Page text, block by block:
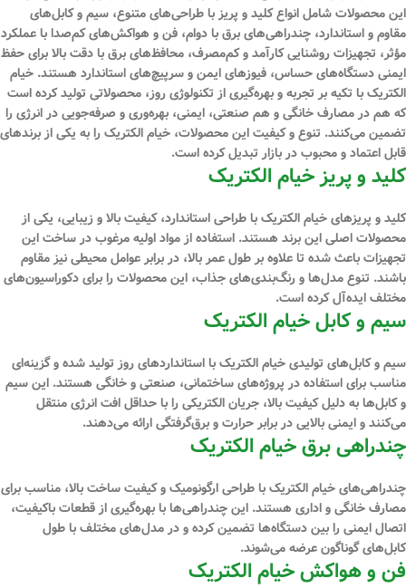
این محصولات شامل انواع کلید و پریز با طراحی‌های متنوع، سیم و کابل‌های
مقاوم و استاندارد، چندراهی‌های برق با دوام، فن و هواکش‌های کم‌صدا با عملکرد
مؤثر، تجهیزات روشنایی کارآمد و کم‌مصرف، محافظ‌های برق با دقت بالا برای حفظ
ایمنی دستگاه‌های حساس، فیوزهای ایمن و سرپیچ‌های استاندارد هستند. خیام
الکتریک با تکیه بر تجربه و بهره‌گیری از تکنولوژی روز، محصولاتی تولید کرده است
که هم در مصارف خانگی و هم صنعتی، ایمنی، بهره‌وری و صرفه‌جویی در انرژی را
تضمین می‌کنند. تنوع و کیفیت این محصولات، خیام الکتریک را به یکی از برندهای
قابل اعتماد و محبوب در بازار تبدیل کرده است.
کلید و پریز خیام الکتریک
کلید و پریزهای خیام الکتریک با طراحی استاندارد، کیفیت بالا و زیبایی، یکی از
محصولات اصلی این برند هستند. استفاده از مواد اولیه مرغوب در ساخت این
تجهیزات باعث شده تا علاوه بر طول عمر بالا، در برابر عوامل محیطی نیز مقاوم
باشند. تنوع مدل‌ها و رنگ‌بندی‌های جذاب، این محصولات را برای دکوراسیون‌های
مختلف ایده‌آل کرده است.
سیم و کابل خیام الکتریک
سیم و کابل‌های تولیدی خیام الکتریک با استانداردهای روز تولید شده و گزینه‌ای
مناسب برای استفاده در پروژه‌های ساختمانی، صنعتی و خانگی هستند. این سیم
و کابل‌ها به دلیل کیفیت بالا، جریان الکتریکی را با حداقل افت انرژی منتقل
می‌کنند و ایمنی بالایی در برابر حرارت و برق‌گرفتگی ارائه می‌دهند.
چندراهی برق خیام الکتریک
چندراهی‌های خیام الکتریک با طراحی ارگونومیک و کیفیت ساخت بالا، مناسب برای
مصارف خانگی و اداری هستند. این چندراهی‌ها با بهره‌گیری از قطعات باکیفیت،
اتصال ایمنی را بین دستگاه‌ها تضمین کرده و در مدل‌های مختلف با طول
کابل‌های گوناگون عرضه می‌شوند.
فن و هواکش خیام الکتریک